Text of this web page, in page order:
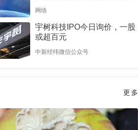
网络
宇树科技IPO今日询价，一股
或超百元
中新经纬微信公众号
更多